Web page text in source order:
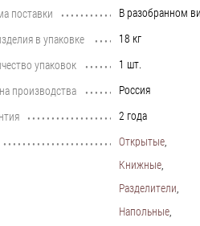
поставки В разобранном
в упаковке 18 кг
упаковок 1 шт.
производства Россия
2 года
Открытые,
Книжные,
Разделители,
Напольные,